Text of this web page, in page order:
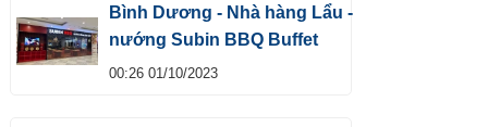
Bình Dương - Nhà hàng Lẩu -
nướng Subin BBQ Buffet
00:26 01/10/2023